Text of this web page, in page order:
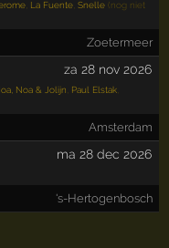
La Fuente ,Snelle (nog niet
Zoetermeer
za 28 nov 2026
Noa & Jolijn Paul Elstak
Amsterdam
ma 28 dec 2026
's-Hertogenbosch